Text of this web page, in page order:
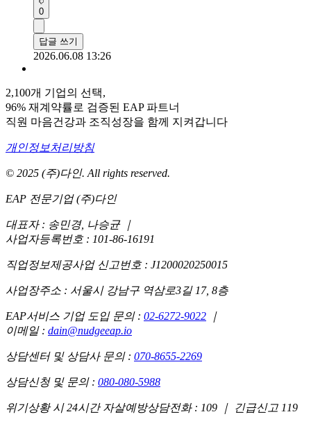
0
답글 쓰기
2026.06.08 13:26
2,100개 기업의 선택,
96% 재계약률로 검증된 EAP 파트너
직원 마음건강과 조직성장을 함께 지켜갑니다
개인정보처리방침
© 2025 (주)다인. All rights reserved.
EAP 전문기업 (주)다인
대표자 : 송민경, 나승균 ｜
사업자등록번호 : 101-86-16191
직업정보제공사업 신고번호 : J1200020250015
사업장주소 : 서울시 강남구 역삼로3길 17, 8층
EAP서비스 기업 도입 문의 : 02-6272-9022
｜
이메일 : dain@nudgeeap.io
상담센터 및 상담사 문의 : 070-8655-2269
상담신청 및 문의 : 080-080-5988
위기상황 시 24시간 자살예방상담전화 : 109 ｜ 긴급신고 119